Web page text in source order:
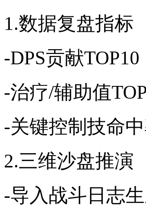
1.数据复盘指标
-DPS贡献TOP10
-治疗/辅助值
-关键控制技命
2.三维沙盘推演
-导入战斗日志